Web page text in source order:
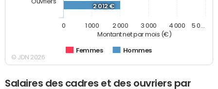
Montant net par mois (€)
2 012 €
Femmes Hommes
0 1 000 2 000 3 000 4 000 5 0…
© JDN 2026
Salaires des cadres et des ouvriers par